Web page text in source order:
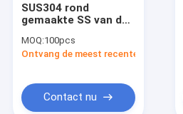
SUS304 rond
gemaakte SS van de
Gootsteen
MOQ:100pcs
Ontvang de meest recente Prijs
Contact nu